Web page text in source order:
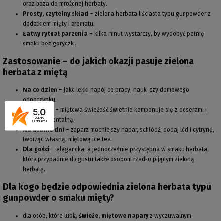
oraz baza do mrożonej herbaty.
Prosty, czytelny skład – zielona herbata liściasta typu gunpowder z
dodatkiem mięty i aromatu.
Łatwy rytuał parzenia – kilka minut wystarczy, by wydobyć pełnię
smaku bez goryczki.
Zastosowanie – do jakich okazji pasuje zielona
herbata z miętą
Na co dzień – jako lekki napój do pracy, nauki czy domowego
odpoczynku.
Po posiłku
– miętowa świeżość świetnie komponuje się z deserami i
kuchnią orientalną.
Na upalne dni – zaparz mocniejszy napar, schłódź, dodaj lód i cytrynę,
tworząc własną, miętową ice tea.
Dla gości – elegancka, a jednocześnie przystępna w smaku herbata,
która przypadnie do gustu także osobom rzadko pijącym zieloną
herbatę.
Dla kogo będzie odpowiednia zielona herbata typu
gunpowder o smaku mięty?
dla osób, które lubią świeże, miętowe napary z wyczuwalnym
5.0
OCENA
PRODUKTU